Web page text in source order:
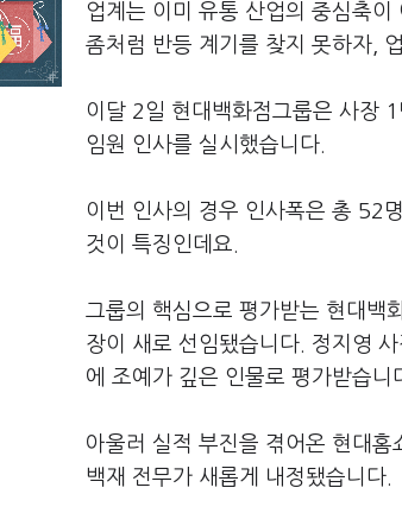
업계는 이미 유통 산업의 중심축
좀처럼 반등 계기를 찾지 못하자,
이달 2일 현대백화점그룹은 사장
임원 인사를 실시했습니다.
이번 인사의 경우 인사폭은 총 52
것이 특징인데요.
그룹의 핵심으로 평가받는 현대백
장이 새로 선임됐습니다. 정지영
에 조예가 깊은 인물로 평가받습니
아울러 실적 부진을 겪어온 현대
백재 전무가 새롭게 내정됐습니다.